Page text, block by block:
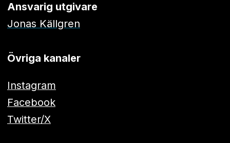
Ansvarig utgivare
Jonas Källgren
Övriga kanaler
Instagram
Facebook
Twitter/X